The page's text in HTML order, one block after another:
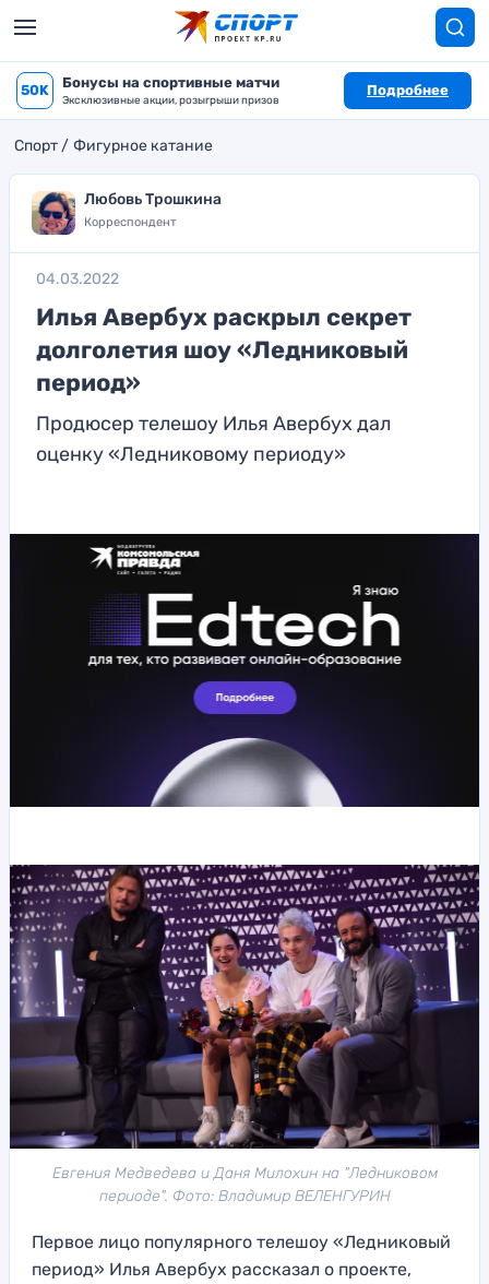
50K Бонусы на спортивные матчи
Эксклюзивные акции, розыгрыши призов
Подробнее
Спорт Фигурное катание
Любовь Трошкина
Корреспондент
04.03.2022
Илья Авербух раскрыл секрет
долголетия шоу «Ледниковый
период»
Продюсер телешоу Илья Авербух дал
оценку «Ледниковому периоду»
Евгения Медведева и Даня Милохин на "Ледниковом
периоде". Фото: Владимир ВЕЛЕНГУРИН
Первое лицо популярного телешоу «Ледниковый
период» Илья Авербух рассказал о проекте,